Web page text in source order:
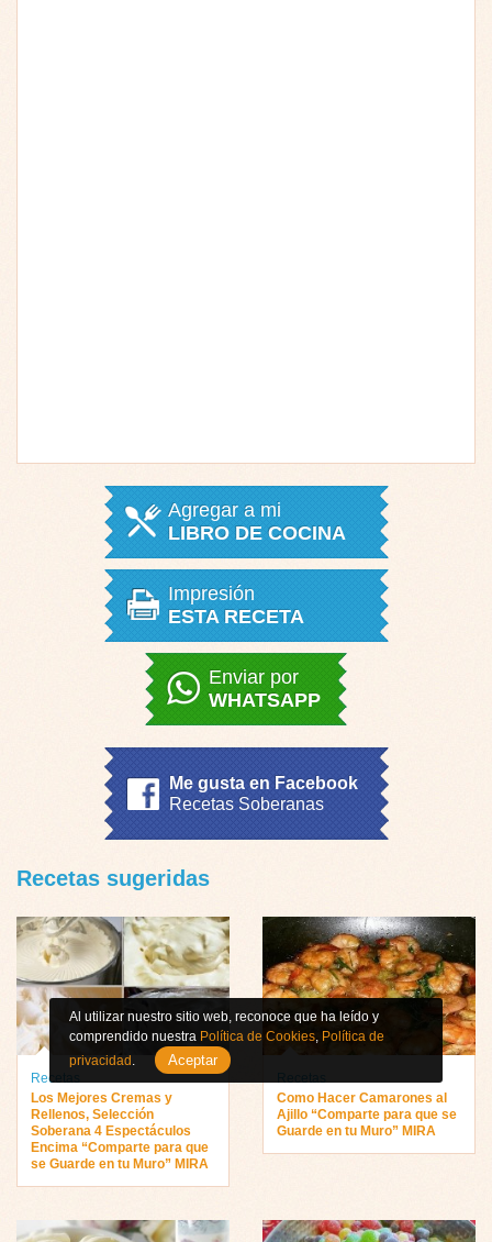
Agregar a mi
LIBRO DE COCINA
Impresión
ESTA RECETA
Enviar por
WHATSAPP
Me gusta en Facebook
Recetas Soberanas
Recetas sugeridas
Recetas
Los Mejores Cremas y
Rellenos, Selección
Soberana 4 Espectáculos
Encima “Comparte para que
se Guarde en tu Muro” MIRA
Como Hacer Camarones al
Ajillo “Comparte para que se
Guarde en tu Muro” MIRA
Al utilizar nuestro sitio web, reconoce que ha leído y
comprendido nuestra Política de Cookies, Política de
privacidad . Aceptar